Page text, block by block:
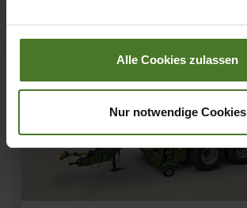
Alle Cookies zulassen
Nur notwendige Cookies